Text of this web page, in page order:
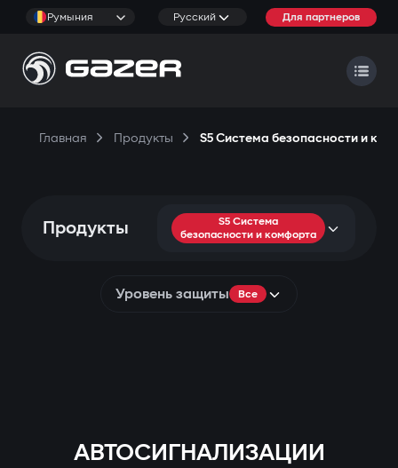
Румыния Русский Для партнеров
Главная Продукты S5 Система безопасности и
Продукты
S5 Система
безопасности и комфорта
Уровень защиты Все
АВТОСИГНАЛИЗАЦИИ